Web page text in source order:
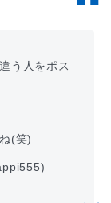
う人をポス
(笑)